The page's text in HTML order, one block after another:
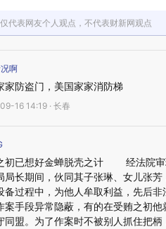
代表网友个人观点，不代表财新网观点
啊
家防盗门，美国家家消防梯
16 14:19 · 长春
初已想好金蝉脱壳之计 经法院审
局长期间，伙同其子张琳、女儿张
备过程中，为他人牟取利益，先
案手段异常隐蔽，有的在受贿之初
同盟。为了作案时不被别人抓住把